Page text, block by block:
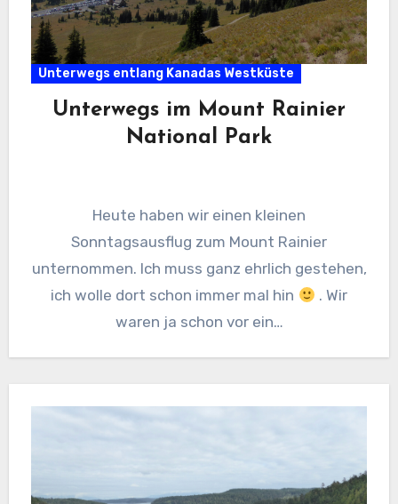
Unterwegs entlang Kanadas Westküste
Unterwegs im Mount Rainier
National Park
Heute haben wir einen kleinen
Sonntagsausflug zum Mount Rainier
unternommen. Ich muss ganz ehrlich gestehen,
ich wolle dort schon immer mal hin
. Wir
waren ja schon vor ein…